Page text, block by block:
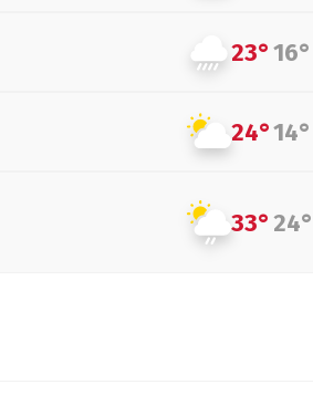
23°16°
24°14°
33°24°